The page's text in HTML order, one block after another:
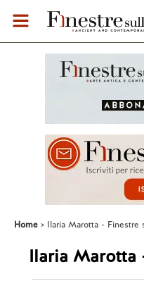
Home Ilaria Marotta - Finestre
Ilaria Marotta